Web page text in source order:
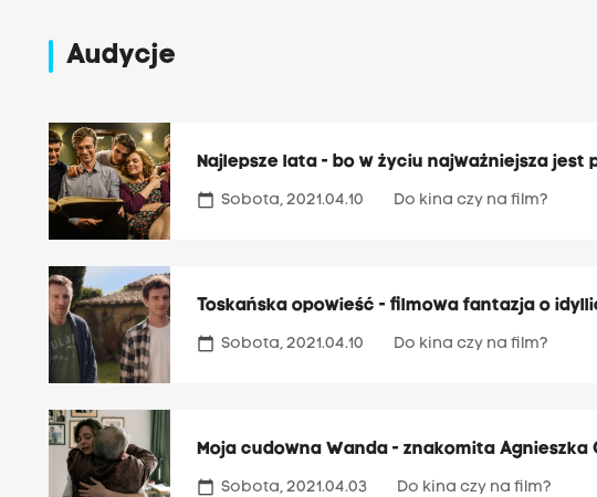
Audycje
Najlepsze lata - bo w życiu najważniejsza jest
calendar_today Sobota, 2021.04.10 Do kina czy na film?
Toskańska opowieść - filmowa fantazja o
calendar_today Sobota, 2021.04.10 Do kina czy na film?
Moja cudowna Wanda - znakomita
calendar_today Sobota, 2021.04.03 Do kina czy na film?